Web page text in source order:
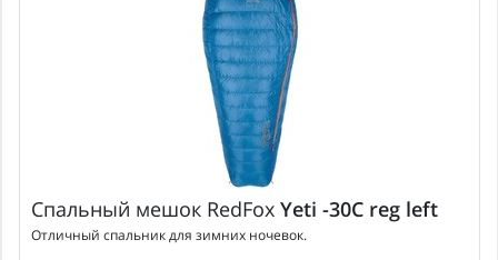
Спальный мешок RedFox Yeti -30C reg left
Отличный спальник для зимних ночевок.